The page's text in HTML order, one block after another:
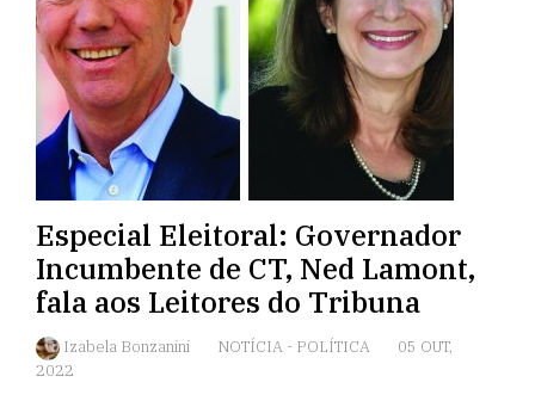
Especial Eleitoral: Governador
Incumbente de CT, Ned Lamont,
fala aos Leitores do Tribuna
Izabela Bonzanini NOTÍCIA - POLÍTICA
05 OUT,
2022